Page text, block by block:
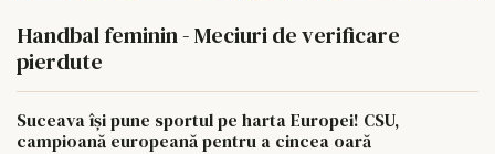
Handbal feminin - Meciuri de verificare
pierdute
Suceava își pune sportul pe harta Europei! CSU,
campioană europeană pentru a cincea oară